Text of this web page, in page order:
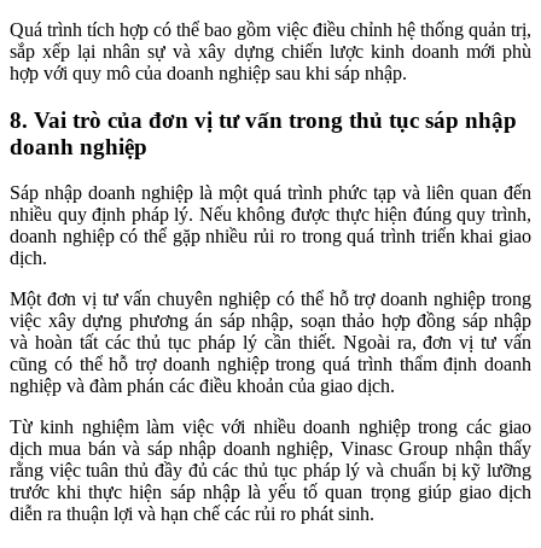
Quá trình tích hợp có thể bao gồm việc điều chỉnh hệ thống quản trị,
sắp xếp lại nhân sự và xây dựng chiến lược kinh doanh mới phù
hợp với quy mô của doanh nghiệp sau khi sáp nhập.
8. Vai trò của đơn vị tư vấn trong thủ tục sáp nhập
doanh nghiệp
Sáp nhập doanh nghiệp là một quá trình phức tạp và liên quan đến
nhiều quy định pháp lý. Nếu không được thực hiện đúng quy trình,
doanh nghiệp có thể gặp nhiều rủi ro trong quá trình triển khai giao
dịch.
Một đơn vị tư vấn chuyên nghiệp có thể hỗ trợ doanh nghiệp trong
việc xây dựng phương án sáp nhập, soạn thảo hợp đồng sáp nhập
và hoàn tất các thủ tục pháp lý cần thiết. Ngoài ra, đơn vị tư vấn
cũng có thể hỗ trợ doanh nghiệp trong quá trình thẩm định doanh
nghiệp và đàm phán các điều khoản của giao dịch.
Từ kinh nghiệm làm việc với nhiều doanh nghiệp trong các giao
dịch mua bán và sáp nhập doanh nghiệp, Vinasc Group nhận thấy
rằng việc tuân thủ đầy đủ các thủ tục pháp lý và chuẩn bị kỹ lưỡng
trước khi thực hiện sáp nhập là yếu tố quan trọng giúp giao dịch
diễn ra thuận lợi và hạn chế các rủi ro phát sinh.